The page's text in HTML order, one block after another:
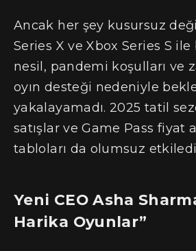
Ancak her şey kusursuz
Series X ve Xbox Series S
nesil, pandemi koşulları ve
oyın desteği nedeniyle
yakalayamadı. 2025 tatil
satışlar ve Game Pass fiyat
tabloları da olumsuz
Yeni CEO Asha
Harika Oyunlar”